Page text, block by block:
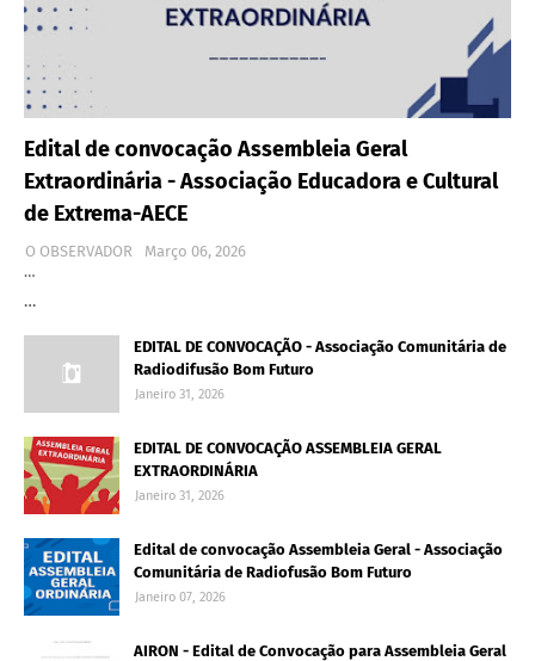
Edital de convocação Assembleia Geral
Extraordinária - Associação Educadora e Cultural
de Extrema-AECE
O OBSERVADOR
Março 06, 2026
…
…
EDITAL DE CONVOCAÇÃO - Associação Comunitária de
Radiodifusão Bom Futuro
Janeiro 31, 2026
EDITAL DE CONVOCAÇÃO ASSEMBLEIA GERAL
EXTRAORDINÁRIA
Janeiro 31, 2026
Edital de convocação Assembleia Geral - Associação
Comunitária de Radiofusão Bom Futuro
Janeiro 07, 2026
AIRON - Edital de Convocação para Assembleia Geral